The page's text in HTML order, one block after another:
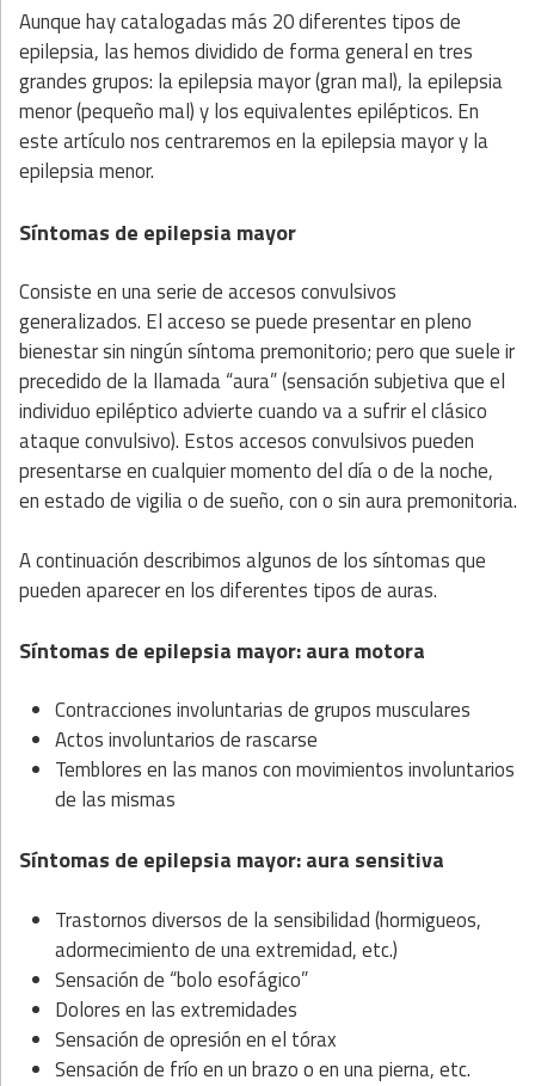
Aunque hay catalogadas más 20 diferentes tipos de
epilepsia, las hemos dividido de forma general en tres
grandes grupos: la epilepsia mayor (gran mal), la epilepsia
menor (pequeño mal) y los equivalentes epilépticos. En
este artículo nos centraremos en la epilepsia mayor y la
epilepsia menor.
Síntomas de epilepsia mayor
Consiste en una serie de accesos convulsivos
generalizados. El acceso se puede presentar en pleno
bienestar sin ningún síntoma premonitorio; pero que suele ir
precedido de la llamada “aura” (sensación subjetiva que el
individuo epiléptico advierte cuando va a sufrir el clásico
ataque convulsivo). Estos accesos convulsivos pueden
presentarse en cualquier momento del día o de la noche,
en estado de vigilia o de sueño, con o sin aura premonitoria.
A continuación describimos algunos de los síntomas que
pueden aparecer en los diferentes tipos de auras.
Síntomas de epilepsia mayor: aura motora
Contracciones involuntarias de grupos musculares
Actos involuntarios de rascarse
Temblores en las manos con movimientos involuntarios
de las mismas
Síntomas de epilepsia mayor: aura sensitiva
Trastornos diversos de la sensibilidad (hormigueos,
adormecimiento de una extremidad, etc.)
Sensación de “bolo esofágico”
Dolores en las extremidades
Sensación de opresión en el tórax
Sensación de frío en un brazo o en una pierna, etc.